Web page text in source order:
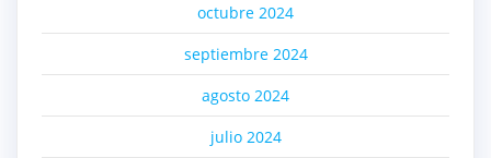
octubre 2024
septiembre 2024
agosto 2024
julio 2024